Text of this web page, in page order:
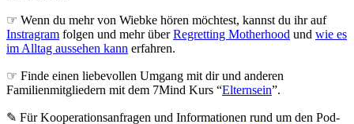
☞ Wenn du mehr von Wiebke hören möchtest, kannst du ihr auf
Instragram folgen und mehr überRegretting Motherhood und wie es
im Alltag aussehen kann erfahren.
☞ Finde einen liebevollen Umgang mit dir und anderen
Familienmitgliedern mit dem 7Mind Kurs “Elternsein”.
✎ Für Koope­ra­ti­ons­an­fra­gen und Infor­ma­tio­nen rund um den Pod­